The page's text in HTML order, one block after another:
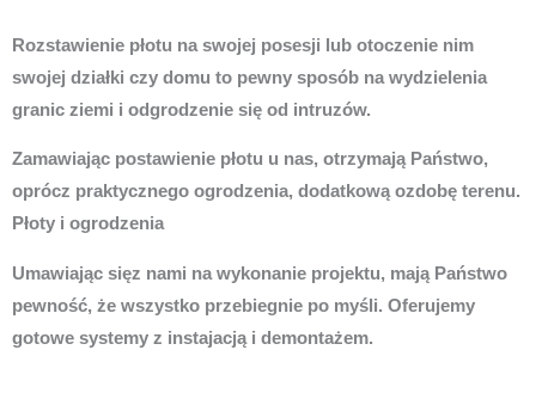
Rozstawienie płotu na swojej posesji lub otoczenie nim
swojej działki czy domu to pewny sposób na wydzielenia
granic ziemi i odgrodzenie się od intruzów.
Zamawiając postawienie płotu u nas, otrzymają Państwo,
oprócz praktycznego ogrodzenia, dodatkową ozdobę terenu.
Płoty i ogrodzenia
Umawiając sięz nami na wykonanie projektu, mają Państwo
pewność, że wszystko przebiegnie po myśli. Oferujemy
gotowe systemy z instajacją i demontażem.